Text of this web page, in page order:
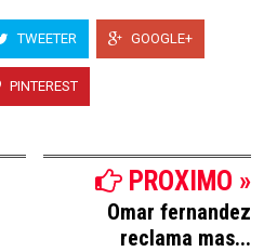
TWEETER GOOGLE+
PINTEREST
PROXIMO »
Omar fernandez
reclama mas...